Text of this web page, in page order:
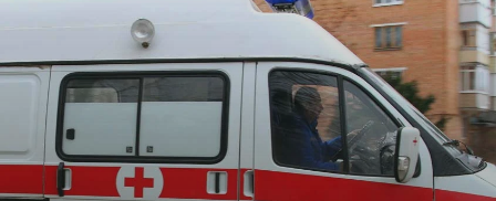
Криминал
Культура
Недвижимость и ЖКХ
Образование
Общество
Погода